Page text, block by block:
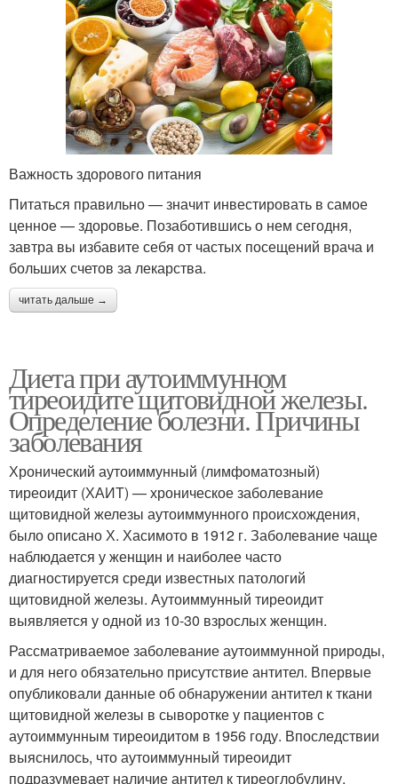
Важность здорового питания
Питаться правильно — значит инвестировать в самое
ценное — здоровье. Позаботившись о нем сегодня,
завтра вы избавите себя от частых посещений врача и
больших счетов за лекарства.
читать дальше →
Диета при аутоиммунном
тиреоидите щитовидной железы.
Определение болезни. Причины
заболевания
Хронический аутоиммунный (лимфоматозный)
тиреоидит (ХАИТ) — хроническое заболевание
щитовидной железы аутоиммунного происхождения,
было описано Х. Хасимото в 1912 г. Заболевание чаще
наблюдается у женщин и наиболее часто
диагностируется среди известных патологий
щитовидной железы. Аутоиммунный тиреоидит
выявляется у одной из 10-30 взрослых женщин.
Рассматриваемое заболевание аутоиммунной природы,
и для него обязательно присутствие антител. Впервые
опубликовали данные об обнаружении антител к ткани
щитовидной железы в сыворотке у пациентов с
аутоиммунным тиреоидитом в 1956 году. Впоследствии
выяснилось, что аутоиммунный тиреоидит
подразумевает наличие антител к тиреоглобулину,